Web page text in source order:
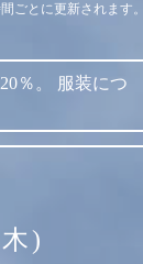
ごとに更新されます。
20％。
服装につ
)